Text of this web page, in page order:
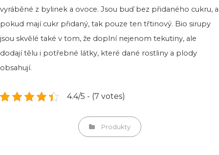
vyráběné z bylinek a ovoce. Jsou buď bez přidaného cukru, a
pokud mají cukr přidaný, tak pouze ten třtinový. Bio sirupy
jsou skvělé také v tom, že doplní nejenom tekutiny, ale
dodají tělu i potřebné látky, které dané rostliny a plody
obsahují.
4.4/5 - (7 votes)
Categories
Produkty